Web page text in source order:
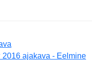
2016 ajakava - Eelmine